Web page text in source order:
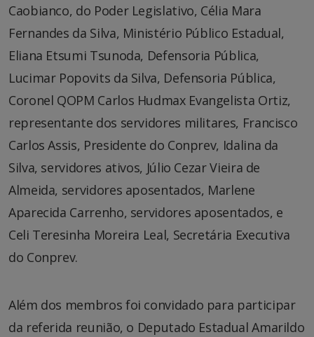
Caobianco, do Poder Legislativo, Célia Mara
Fernandes da Silva, Ministério Público Estadual,
Eliana Etsumi Tsunoda, Defensoria Pública,
Lucimar Popovits da Silva, Defensoria Pública,
Coronel QOPM Carlos Hudmax Evangelista Ortiz,
representante dos servidores militares, Francisco
Carlos Assis, Presidente do Conprev, Idalina da
Silva, servidores ativos, Júlio Cezar Vieira de
Almeida, servidores aposentados, Marlene
Aparecida Carrenho, servidores aposentados, e
Celi Teresinha Moreira Leal, Secretária Executiva
do Conprev.
Além dos membros foi convidado para participar
da referida reunião, o Deputado Estadual Amarildo